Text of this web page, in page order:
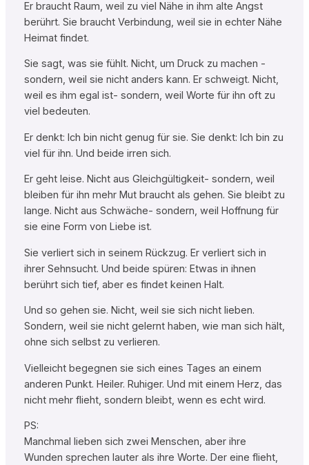
Er braucht Raum, weil zu viel Nähe in ihm alte Angst
berührt. Sie braucht Verbindung, weil sie in echter Nähe
Heimat findet.
Sie sagt, was sie fühlt. Nicht, um Druck zu machen -
sondern, weil sie nicht anders kann. Er schweigt. Nicht,
weil es ihm egal ist- sondern, weil Worte für ihn oft zu
viel bedeuten.
Er denkt: Ich bin nicht genug für sie. Sie denkt: Ich bin zu
viel für ihn. Und beide irren sich.
Er geht leise. Nicht aus Gleichgültigkeit- sondern, weil
bleiben für ihn mehr Mut braucht als gehen. Sie bleibt zu
lange. Nicht aus Schwäche- sondern, weil Hoffnung für
sie eine Form von Liebe ist.
Sie verliert sich in seinem Rückzug. Er verliert sich in
ihrer Sehnsucht. Und beide spüren: Etwas in ihnen
berührt sich tief, aber es findet keinen Halt.
Und so gehen sie. Nicht, weil sie sich nicht lieben.
Sondern, weil sie nicht gelernt haben, wie man sich hält,
ohne sich selbst zu verlieren.
Vielleicht begegnen sie sich eines Tages an einem
anderen Punkt. Heiler. Ruhiger. Und mit einem Herz, das
nicht mehr flieht, sondern bleibt, wenn es echt wird.
PS:
Manchmal lieben sich zwei Menschen, aber ihre
Wunden sprechen lauter als ihre Worte. Der eine flieht,